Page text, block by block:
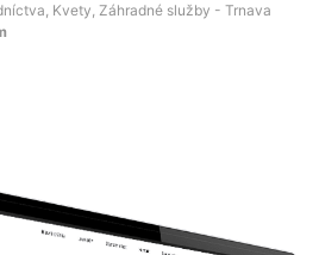
Kvety, Záhradné služby - Trnava